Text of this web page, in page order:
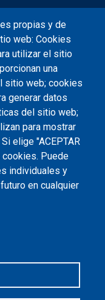
Aviso legal
propias y de
web: Cookies
utilizar el sitio
una
sitio web; cookies
generar datos
del sitio web;
para mostrar
elige "ACEPTAR
cookies. Puede
individuales y
en cualquier